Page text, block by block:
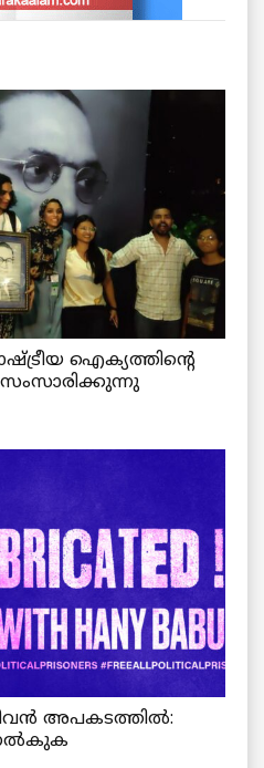
ഐക്യത്തിന്റെ
സംസാരിക്കുന്നു
അപകടത്തിൽ:
നൽകുക